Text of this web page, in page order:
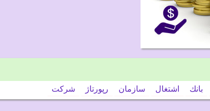
بانك اشتغال سازمان رپورتاژ شركت